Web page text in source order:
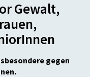
Gewalt,
gegen